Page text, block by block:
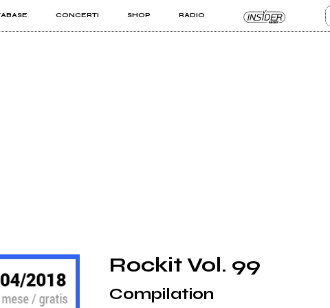
CONCERTI SHOP RADIO
PRO
Rockit Vol. 99
Compilation